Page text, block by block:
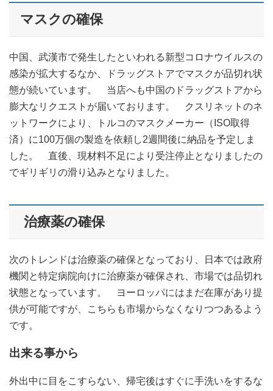
マスクの確保
中国、武漢市で発生したといわれる新型コロナウイルスの
感染が拡大するなか、ドラッグストアでマスクが品切れ状
態が続いています。 当店へも中国のドラッグストアから
膨大なリクエストが届いております。 クスリネットのネ
ットワークにより、トルコのマスクメーカー（ISO取得
済）に100万個の製造を依頼し2週間後に納品を予定しま
した。 直後、現材料不足により受注停止となりましたの
でギリギリの滑り込みとなりました。
治療薬の確保
次のトレンドは治療薬の確保となっており、日本では政府
機関と特定病院向けに治療薬が確保され、市場では品切れ
状態となっています。 ヨーロッパにはまだ在庫があり提
供が可能ですが、こちらも市場からなくなりつつあるよう
です。
出来る事から
外出中に目をこすらない、帰宅後はすぐに手洗いをするな